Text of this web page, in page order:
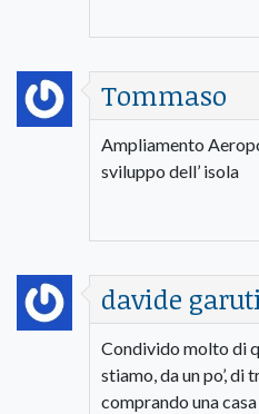
Tommaso
Ampliamento
sviluppo dell’ isola
davide
Condivido molto di
stiamo, da un po’, di
comprando una